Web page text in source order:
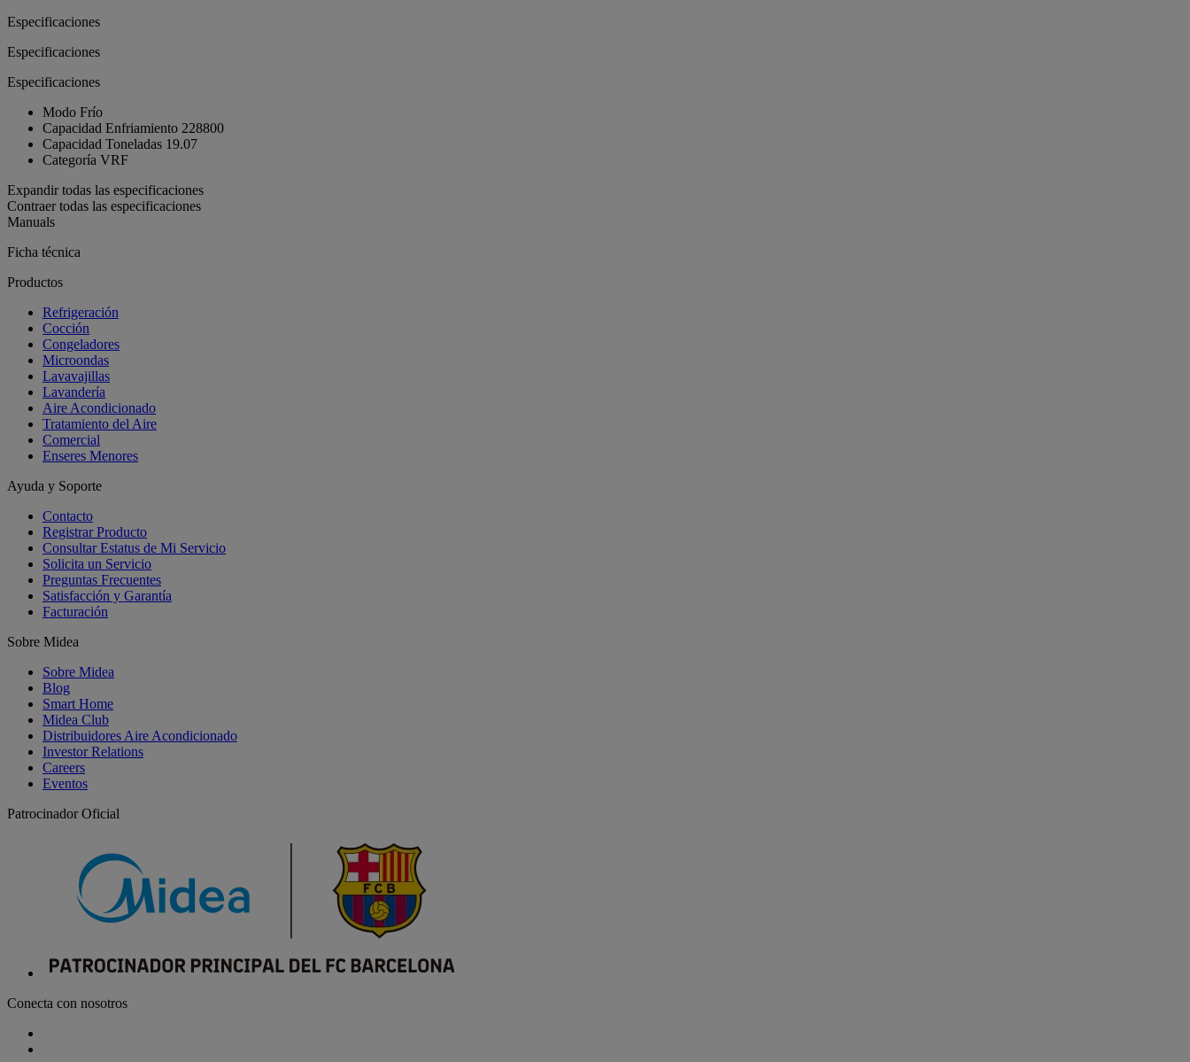
Especificaciones
Especificaciones
Especificaciones
Modo Frío
Capacidad Enfriamiento 228800
Capacidad Toneladas 19.07
Categoría VRF
Expandir todas las especificaciones
Contraer todas las especificaciones
Manuals
Ficha técnica
Productos
Refrigeración
Cocción
Congeladores
Microondas
Lavavajillas
Lavandería
Aire Acondicionado
Tratamiento del Aire
Comercial
Enseres Menores
Ayuda y Soporte
Contacto
Registrar Producto
Consultar Estatus de Mi Servicio
Solicita un Servicio
Preguntas Frecuentes
Satisfacción y Garantía
Facturación
Sobre Midea
Sobre Midea
Blog
Smart Home
Midea Club
Distribuidores Aire Acondicionado
Investor Relations
Careers
Eventos
Patrocinador Oficial
Conecta con nosotros